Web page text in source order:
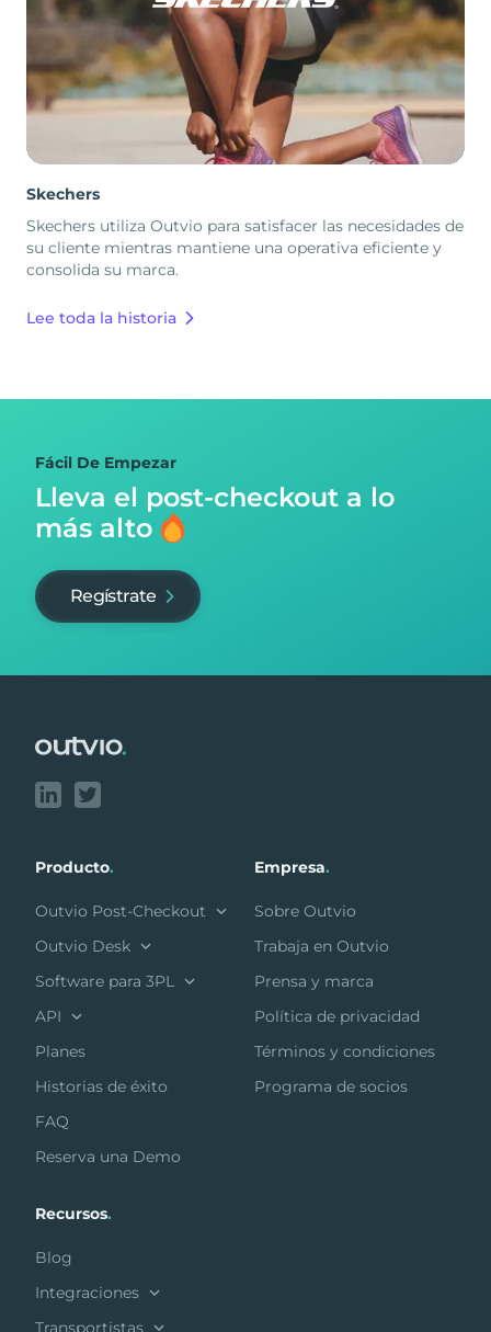
Skechers
Skechers utiliza Outvio para satisfacer las necesidades de
su cliente mientras mantiene una operativa eficiente y
consolida su marca.
Lee toda la historia
Fácil De Empezar
Lleva el post-checkout a lo
más alto
Regístrate
Producto.
Outvio Post-Checkout
Outvio Desk
Software para 3PL
API
Planes
Historias de éxito
FAQ
Reserva una Demo
Empresa.
Sobre Outvio
Trabaja en Outvio
Prensa y marca
Política de privacidad
Términos y condiciones
Programa de socios
Recursos.
Blog
Integraciones
Transportistas